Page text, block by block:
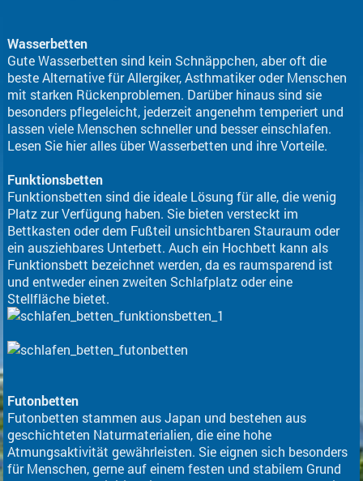
Wasserbetten
Gute Wasserbetten sind kein Schnäppchen, aber oft die
beste Alternative für Allergiker, Asthmatiker oder Menschen
mit starken Rückenproblemen. Darüber hinaus sind sie
besonders pflegeleicht, jederzeit angenehm temperiert und
lassen viele Menschen schneller und besser einschlafen.
Lesen Sie hier alles über Wasserbetten und ihre Vorteile.
Funktionsbetten
Funktionsbetten sind die ideale Lösung für alle, die wenig
Platz zur Verfügung haben. Sie bieten versteckt im
Bettkasten oder dem Fußteil unsichtbaren Stauraum oder
ein ausziehbares Unterbett. Auch ein Hochbett kann als
Funktionsbett bezeichnet werden, da es raumsparend ist
und entweder einen zweiten Schlafplatz oder eine
Stellfläche bietet.
Futonbetten
Futonbetten stammen aus Japan und bestehen aus
geschichteten Naturmaterialien, die eine hohe
Atmungsaktivität gewährleisten. Sie eignen sich besonders
für Menschen, gerne auf einem festen und stabilem Grund